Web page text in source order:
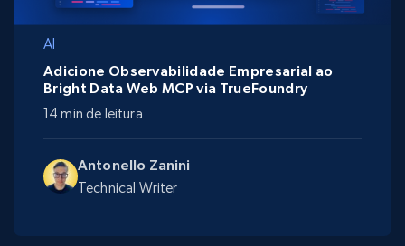
AI
Antonello Zanini
Technical Writer
Adicione Observabilidade Empresarial ao
Bright Data Web MCP via TrueFoundry
14 min de leitura